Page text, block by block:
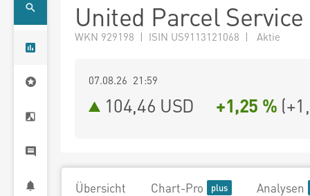
United Parcel
WKN 929198 | ISIN US9113121068 | Aktie
07.08.26 21:59
104,46 USD +1,25 % (
Übersicht Chart-Pro Analysen